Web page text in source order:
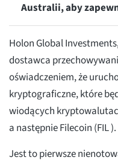
Australii, aby
Holon Global
dostawca
oświadczeniem, że
kryptograficzne, które
wiodących
a następnie Filecoin (FIL ).
Jest to pierwsze